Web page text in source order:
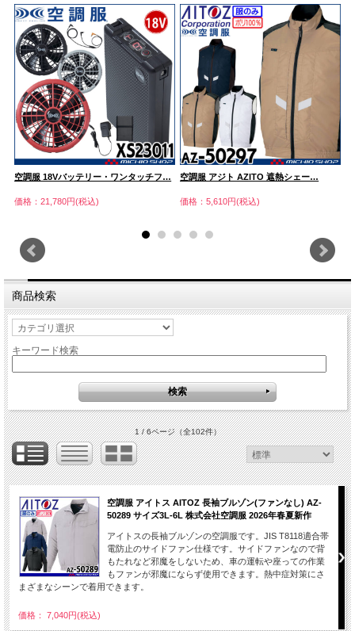
空調服 18Vバッテリー・ワンタッチフ…
価格：21,780円(税込)
空調服 アジト AZITO 遮熱シェー…
価格：5,610円(税込)
商品検索
キーワード検索
1 / 6ページ（全102件）
空調服 アイトス AITOZ 長袖ブルゾン(ファンなし) AZ-
50289 サイズ3L-6L 株式会社空調服 2026年春夏新作
アイトスの長袖ブルゾンの空調服です。JIS T8118適合帯
電防止のサイドファン仕様です。サイドファンなので背
もたれなど邪魔をしないため、車の運転や座っての作業
もファンが邪魔にならず使用できます。熱中症対策にさ
まざまなシーンで着用できます。
価格： 7,040円(税込)